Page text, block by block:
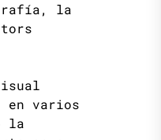
la
en varios
la